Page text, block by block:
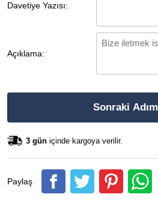
Davetiye Yazısı:
Açıklama:
Sonraki Adım
3 gün içinde kargoya verilir.
Paylaş